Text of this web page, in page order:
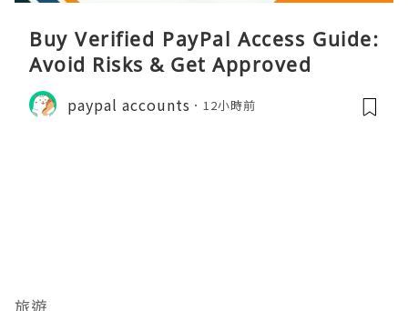
Buy Verified PayPal Access Guide:
Avoid Risks & Get Approved
paypal accounts 12小時前
旅遊